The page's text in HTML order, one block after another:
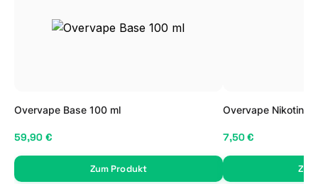
Overvape Base 100 ml
59,90 €
Zum Produkt
Overvape Nikotin
7,50 €